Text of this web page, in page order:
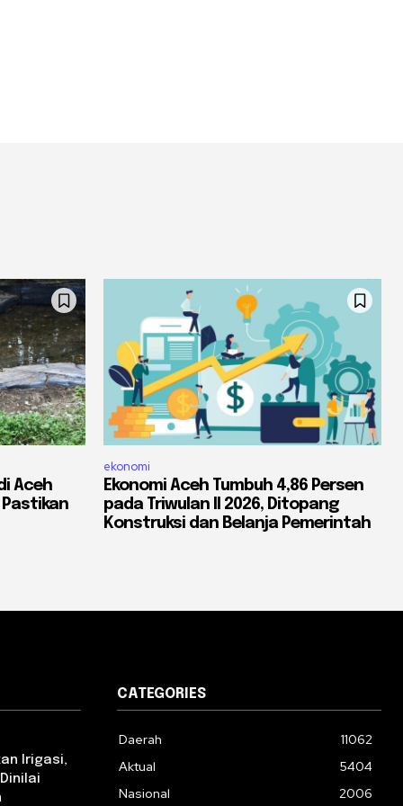
Aceh
Pastikan
ekonomi
Ekonomi Aceh Tumbuh 4,86 Persen
pada Triwulan II 2026, Ditopang
Konstruksi dan Belanja Pemerintah
Irigasi,
CATEGORIES
Daerah
11062
Aktual
5404
Nasional
2006